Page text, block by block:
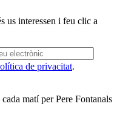
us interessen i feu clic a
de privacitat.
matí per Pere Fontanals